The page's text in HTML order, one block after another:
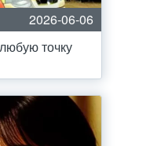
2026-06-06
точку